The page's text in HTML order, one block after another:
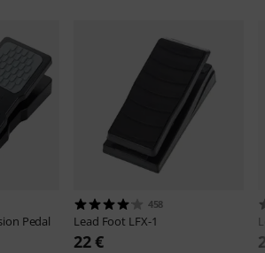
Pedal
458
Lead Foot LFX-1
22 €